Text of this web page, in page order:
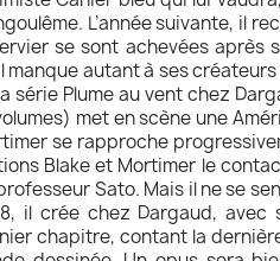
L’année suivante, il
se sont achevées
manque autant à ses
série Plume au vent chez
met en scène une
se rapproche
Blake et Mortimer le
Sato. Mais il ne se
il crée chez Dargaud, avec
chapitre, contant la